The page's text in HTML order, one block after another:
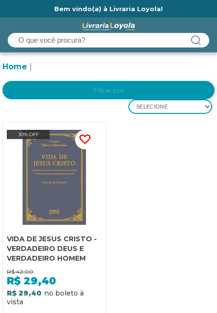
Bem vindo(a) à Livraria Loyola!
Home
Filtrar por
SELECIONE
30% OFF
VIDA DE JESUS CRISTO -
VERDADEIRO DEUS E
VERDADEIRO HOMEM
R$ 42,00
R$ 29,40
R$ 29,40